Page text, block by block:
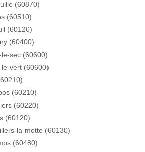
(60870)
(60510)
(60120)
(60400)
sec (60600)
vert (60600)
(60210)
(60220)
(60120)
la-motte (60130)
(60480)